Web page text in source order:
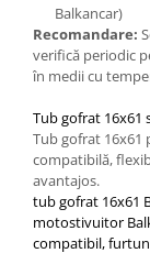
Sistem Hidraulic
Sistem Racire
Piese Racire
Pompe Apa
Radiatoare Racire
Termostate Răcire
Ventilatoare
Intretinere
Acumulatori /
Balkancar)
Recomandare:
verifică periodic
în medii cu
Tub gofrat 16x61
Tub gofrat 16x61
compatibilă,
avantajos.
tub gofrat 16x61
motostivuitor
compatibil,